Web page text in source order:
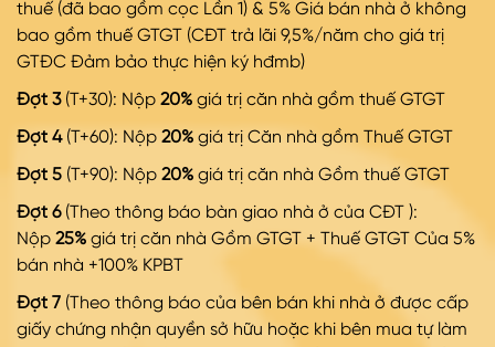
thuế (đã bao gồm cọc Lần 1) & 5% Giá bán nhà ở không
bao gồm thuế GTGT (CĐT trả lãi 9,5%/năm cho giá trị
GTĐC Đảm bảo thực hiện ký hđmb)
Đợt 3(T+30): Nộp 20% giá trị căn nhà gồm thuế GTGT
Đợt 4(T+60): Nộp 20% giá trị Căn nhà gồm Thuế GTGT
Đợt 5 (T+90): Nộp 20% giá trị căn nhà Gồm thuế GTGT
Đợt 6(Theo thông báo bàn giao nhà ở của CĐT ):
Nộp 25% giá trị căn nhà Gồm GTGT + Thuế GTGT Của 5%
bán nhà +100% KPBT
Đợt 7 (Theo thông báo của bên bán khi nhà ở được cấp
giấy chứng nhận quyền sở hữu hoặc khi bên mua tự làm